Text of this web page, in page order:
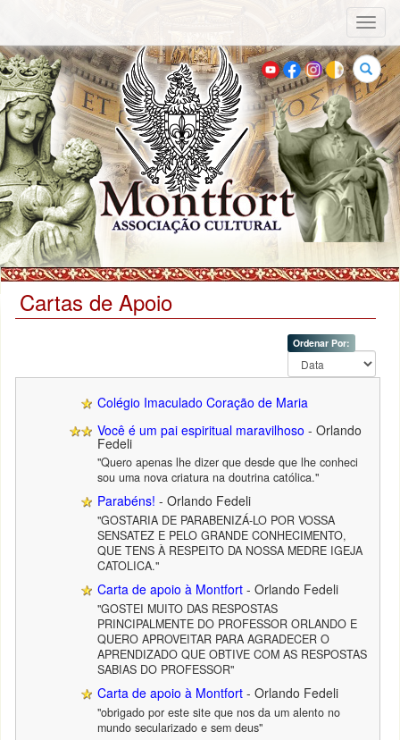
Buscar
Cartas de Apoio
Ordenar Por:
Colégio Imaculado Coração de Maria
Você é um pai espiritual maravilhoso - Orlando
Fedeli
"Quero apenas lhe dizer que desde que lhe conheci
sou uma nova criatura na doutrina católica."
Parabéns! - Orlando Fedeli
"GOSTARIA DE PARABENIZÁ-LO POR VOSSA
SENSATEZ E PELO GRANDE CONHECIMENTO,
QUE TENS À RESPEITO DA NOSSA MEDRE IGEJA
CATOLICA."
Carta de apoio à Montfort - Orlando Fedeli
"GOSTEI MUITO DAS RESPOSTAS
PRINCIPALMENTE DO PROFESSOR ORLANDO E
QUERO APROVEITAR PARA AGRADECER O
APRENDIZADO QUE OBTIVE COM AS RESPOSTAS
SABIAS DO PROFESSOR"
Carta de apoio à Montfort - Orlando Fedeli
"obrigado por este site que nos da um alento no
mundo secularizado e sem deus"